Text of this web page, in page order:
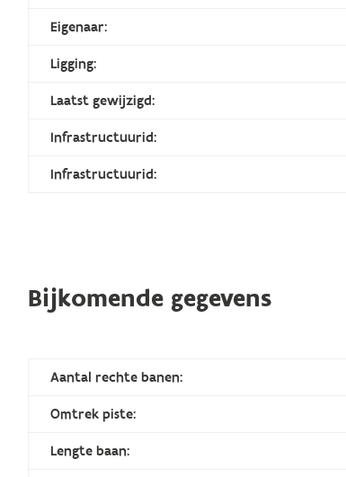
Eigenaar:
Ligging:
Laatst gewijzigd:
Infrastructuurid:
Infrastructuurid:
Bijkomende gegevens
Aantal rechte banen:
Omtrek piste:
Lengte baan: